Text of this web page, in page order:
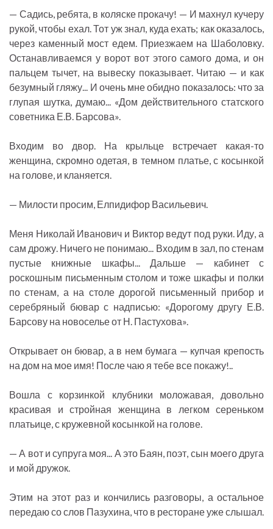
— Садись, ребята, в коляске прокачу! — И махнул кучеру
рукой, чтобы ехал. Тот уж знал, куда ехать; как оказалось,
через каменный мост едем. Приезжаем на Шаболовку.
Останавливаемся у ворот вот этого самого дома, и он
пальцем тычет, на вывеску показывает. Читаю — и как
безумный гляжу... И очень мне обидно показалось: что за
глупая шутка, думаю... «Дом действительного статского
советника Е.В. Барсова».
Входим во двор. На крыльце встречает какая-то
женщина, скромно одетая, в темном платье, с косынкой
на голове, и кланяется.
— Милости просим, Елпидифор Васильевич.
Меня Николай Иванович и Виктор ведут под руки. Иду, а
сам дрожу. Ничего не понимаю... Входим в зал, по стенам
пустые книжные шкафы... Дальше — кабинет с
роскошным письменным столом и тоже шкафы и полки
по стенам, а на столе дорогой письменный прибор и
серебряный бювар с надписью: «Дорогому другу Е.В.
Барсову на новоселье от Н. Пастухова».
Открывает он бювар, а в нем бумага — купчая крепость
на дом на мое имя! После чаю я тебе все покажу!..
Вошла с корзинкой клубники моложавая, довольно
красивая и стройная женщина в легком сереньком
платьице, с кружевной косынкой на голове.
— А вот и супруга моя... А это Баян, поэт, сын моего друга
и мой дружок.
Этим на этот раз и кончились разговоры, а остальное
передаю со слов Пазухина, что в ресторане уже слышал.